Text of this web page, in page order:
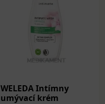
WELEDA Intímny
umývací krém